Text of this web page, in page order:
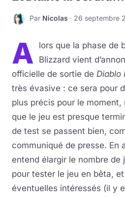
N Par Nicolas · 26 septembre
A lors que la phase de
Blizzard vient
officielle de sortie de Diablo
très évasive : ce sera pour
plus précis pour le moment,
que le jeu est presque
de test se passent bien,
communiqué de presse. En
entend élargir le nombre de
pour tester le jeu en bêta,
éventuelles intéressés (il y